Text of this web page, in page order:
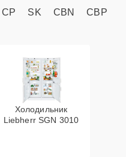
CP SK CBN CBP
Холодильник
Liebherr SGN 3010